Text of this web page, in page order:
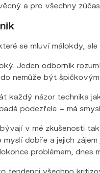
a pro všechny
se mluví málokdy,
Jeden odborník
nemůže být
každý názor technika
podezřele – má
v mé zkušenosti
dobře a jejich
problémem, dnes
tendenci všechno